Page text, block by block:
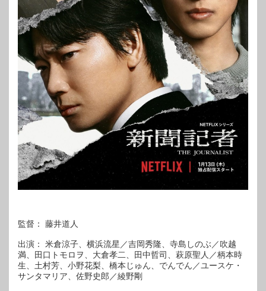
監督： 藤井道人
出演： 米倉涼子、横浜流星／吉岡秀隆、寺島しのぶ／吹越
満、田口トモロヲ、大倉孝二、田中哲司、萩原聖人／柄本時
生、土村芳、小野花梨、橋本じゅん、でんでん／ユースケ・
サンタマリア、佐野史郎／綾野剛